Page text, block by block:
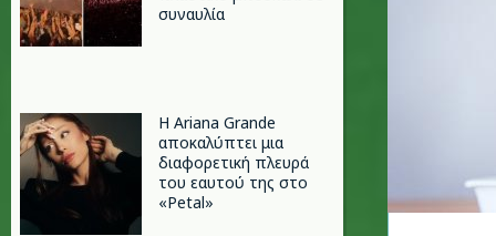
συναυλία
Η Ariana Grande
αποκαλύπτει μια
διαφορετική πλευρά
του εαυτού της στο
«Petal»